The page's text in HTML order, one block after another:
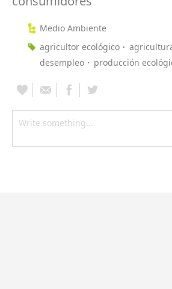
Medio Ambiente
agricultor ecológico
desempleo
producción